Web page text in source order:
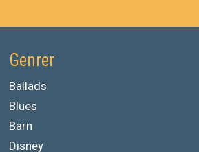
Genrer
Ballads
Blues
Barn
Disney